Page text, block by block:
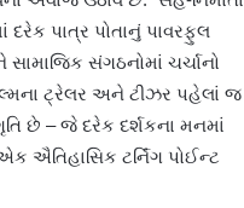
પાત્ર પોતાનું પાવરફુલ
સંગઠનોમાં ચર્ચાનો
ટ્રેલર અને ટીઝર પહેલાં જ
છે – જે દરેક દર્શકના મનમાં
ઐતિહાસિક ટર્નિંગ પોઈન્ટ